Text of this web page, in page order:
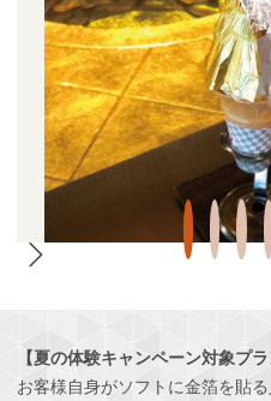
【夏の体験キャンペーン対象プラ
お客様自身がソフトに金箔を貼